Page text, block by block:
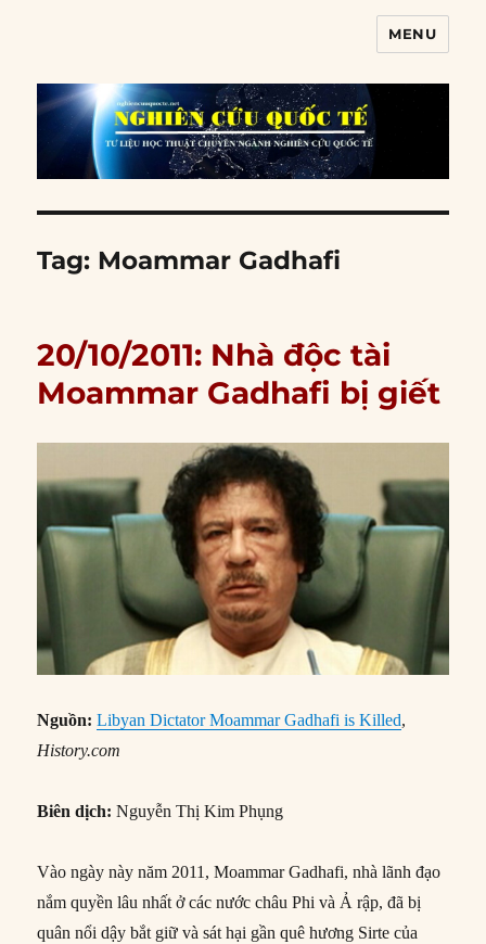
MENU
Tag: Moammar Gadhafi
20/10/2011: Nhà độc tài
Moammar Gadhafi bị giết
Nguồn: Libyan Dictator Moammar Gadhafi is Killed,
History.com
Biên dịch: Nguyễn Thị Kim Phụng
Vào ngày này năm 2011, Moammar Gadhafi, nhà lãnh đạo
nắm quyền lâu nhất ở các nước châu Phi và Ả rập, đã bị
quân nổi dậy bắt giữ và sát hại gần quê hương Sirte của